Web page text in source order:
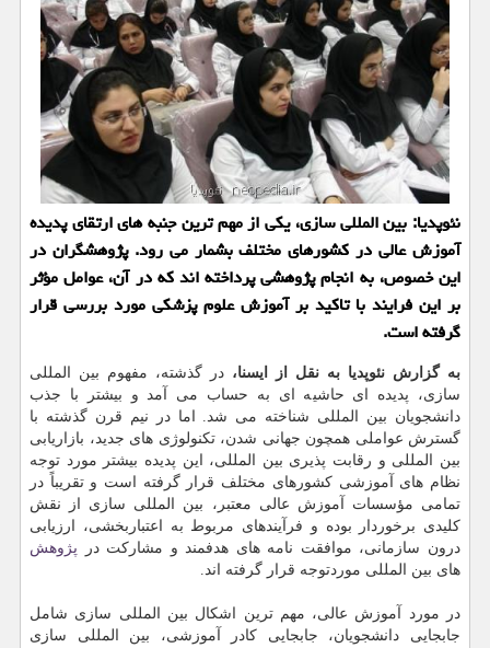
نئوپدیا: بین المللی سازی، یكی از مهم ترین جنبه های ارتقای پدیده
آموزش عالی در كشورهای مختلف بشمار می رود. پژوهشگران در
این خصوص، به انجام پژوهشی پرداخته اند كه در آن، عوامل مؤثر
بر این فرایند با تاكید بر آموزش علوم پزشكی مورد بررسی قرار
گرفته است.
به گزارش نئوپدیا به نقل از ایسنا، در گذشته، مفهوم بین المللی
سازی، پدیده ای حاشیه ای به حساب می آمد و بیشتر با جذب
دانشجویان بین المللی شناخته می شد. اما در نیم قرن گذشته با
گسترش عواملی همچون جهانی شدن، تكنولوژی های جدید، بازاریابی
بین المللی و رقابت پذیری بین المللی، این پدیده بیشتر مورد توجه
نظام های آموزشی كشورهای مختلف قرار گرفته است و تقریباً در
تمامی مؤسسات آموزش عالی معتبر، بین المللی سازی از نقش
كلیدی برخوردار بوده و فرآیندهای مربوط به اعتباربخشی، ارزیابی
درون سازمانی، موافقت نامه های هدفمند و مشاركت در پژوهش
های بین المللی موردتوجه قرار گرفته اند.
در مورد آموزش عالی، مهم ترین اشكال بین المللی سازی شامل
جابجایی دانشجویان، جابجایی كادر آموزشی، بین المللی سازی